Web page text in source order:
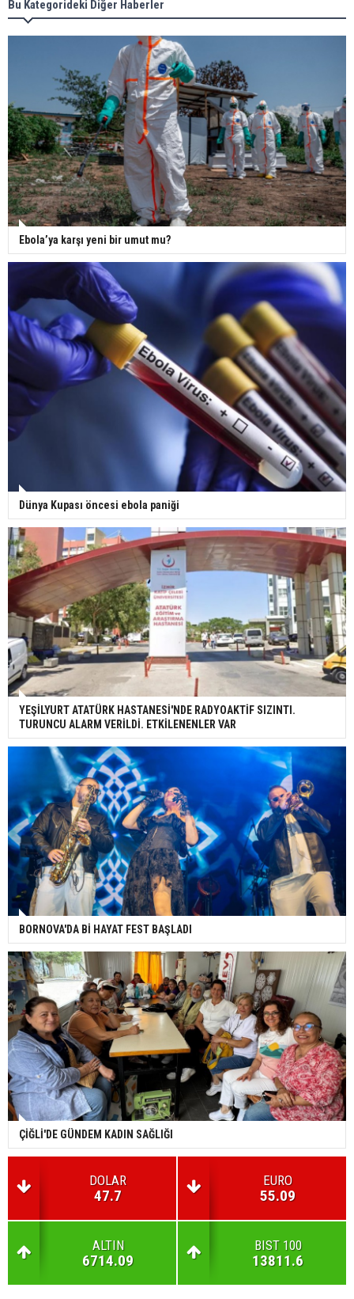
Bu Kategorideki Diğer Haberler
Ebola’ya karşı yeni bir umut mu?
Dünya Kupası öncesi ebola paniği
YEŞİLYURT ATATÜRK HASTANESİ'NDE RADYOAKTİF SIZINTI.
TURUNCU ALARM VERİLDİ. ETKİLENENLER VAR
BORNOVA'DA Bİ HAYAT FEST BAŞLADI
ÇİĞLİ'DE GÜNDEM KADIN SAĞLIĞI
DOLAR
47.7
EURO
55.09
ALTIN
6714.09
BIST 100
13811.6